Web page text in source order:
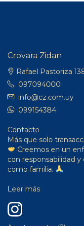
Crovara Zidan
Rafael Pastoriza
097094000
info@cz.com.uy
099154384
Contacto
Más que solo
Creemos en un
con responsabilidad
como familia.
Leer más